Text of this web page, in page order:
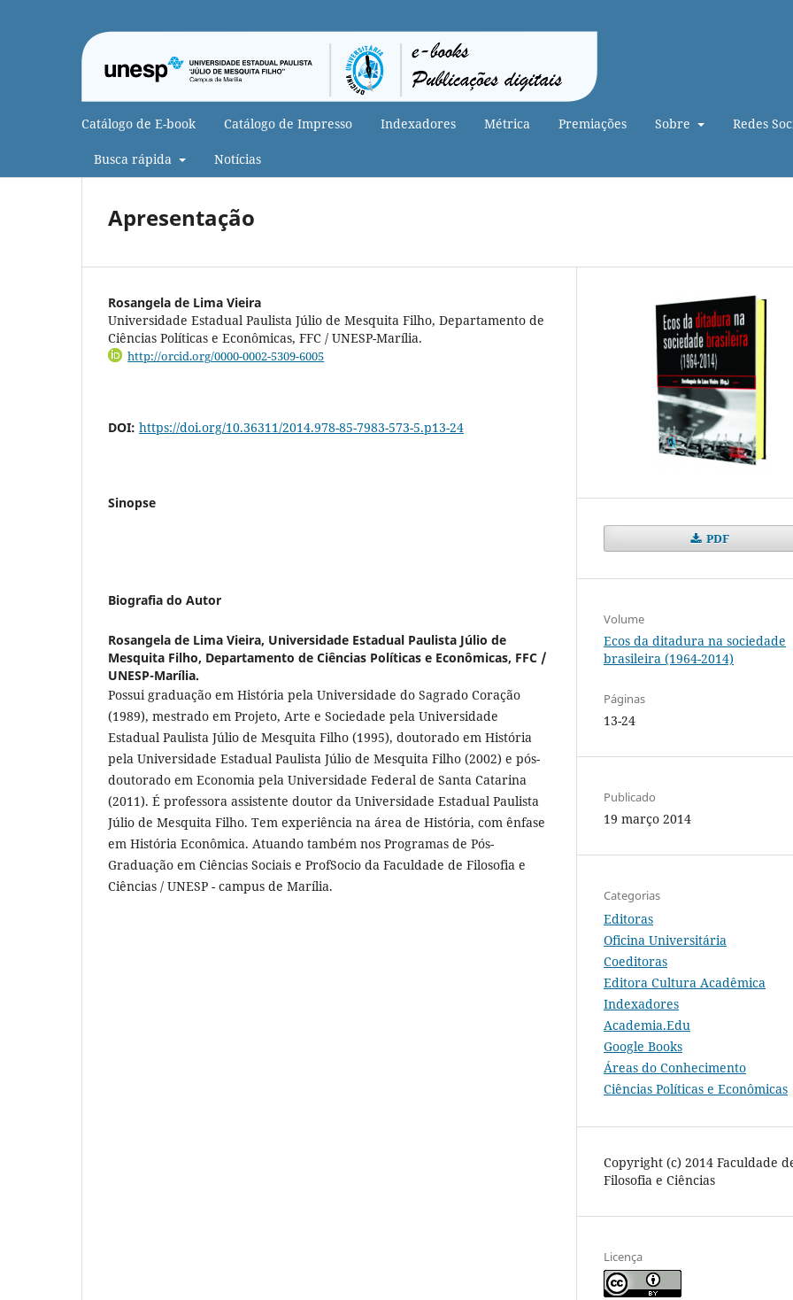
Catálogo de E-book Catálogo de Impresso Indexadores Métrica Premiações Sobre Redes
Busca rápida Notícias
Apresentação
Rosangela de Lima Vieira
Universidade Estadual Paulista Júlio de Mesquita Filho, Departamento de
Ciências Políticas e Econômicas, FFC / UNESP-Marília.
http://orcid.org/0000-0002-5309-6005
DOI: https://doi.org/10.36311/2014.978-85-7983-573-5.p13-24
Sinopse
Biografia do Autor
Rosangela de Lima Vieira, Universidade Estadual Paulista Júlio de
Mesquita Filho, Departamento de Ciências Políticas e Econômicas, FFC /
UNESP-Marília.
Possui graduação em História pela Universidade do Sagrado Coração
(1989), mestrado em Projeto, Arte e Sociedade pela Universidade
Estadual Paulista Júlio de Mesquita Filho (1995), doutorado em História
pela Universidade Estadual Paulista Júlio de Mesquita Filho (2002) e pós-
doutorado em Economia pela Universidade Federal de Santa Catarina
(2011). É professora assistente doutor da Universidade Estadual Paulista
Júlio de Mesquita Filho. Tem experiência na área de História, com ênfase
em História Econômica. Atuando também nos Programas de Pós-
Graduação em Ciências Sociais e ProfSocio da Faculdade de Filosofia e
Ciências / UNESP - campus de Marília.
PDF
Volume
Ecos da ditadura na sociedade
brasileira (1964-2014)
Páginas
13-24
Publicado
19 março 2014
Categorias
Editoras
Oficina Universitária
Coeditoras
Editora Cultura Acadêmica
Indexadores
Academia.Edu
Google Books
Áreas do Conhecimento
Ciências Políticas e Econômicas
Copyright (c) 2014 Faculdade
Filosofia e Ciências
Licença